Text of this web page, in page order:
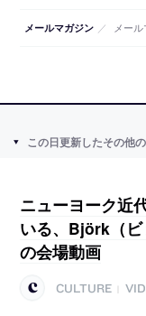
メールマガジン ／ メー
この日更新したその他
ニューヨーク近
いる、Björk（
の会場動画
CULTURE